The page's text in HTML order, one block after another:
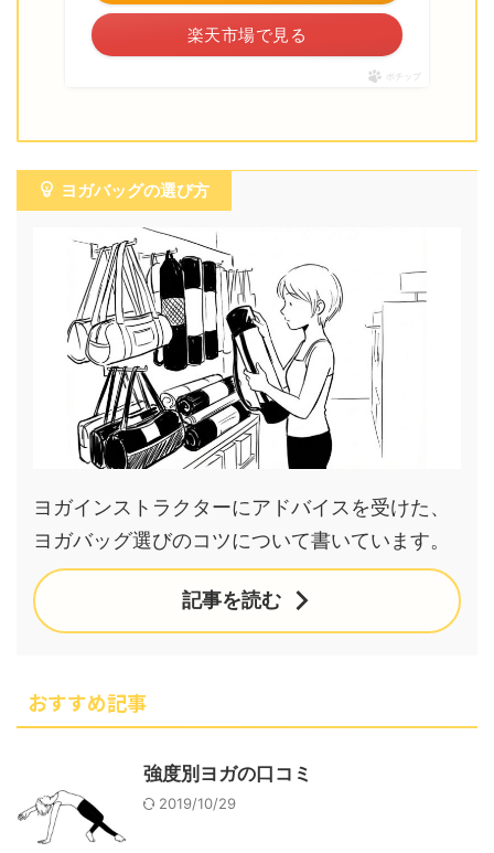
楽天市場で見る
ポチップ
ヨガバッグの選び方
ヨガインストラクターにアドバイスを受けた、
ヨガバッグ選びのコツについて書いています。
記事を読む
おすすめ記事
強度別ヨガの口コミ
2019/10/29